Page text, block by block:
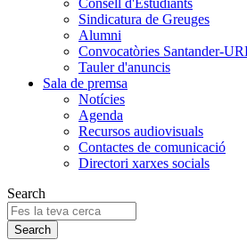
Sindicatura de Greuges
Alumni
Convocatòries Santander-
Tauler d'anuncis
Sala de premsa
Notícies
Agenda
Recursos audiovisuals
Contactes de comunicació
Directori xarxes socials
Search